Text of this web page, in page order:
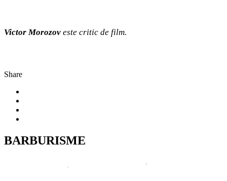
Victor Morozov este critic de film.
Share
BARBURISME